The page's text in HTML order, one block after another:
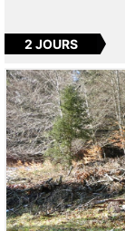
2 JOURS